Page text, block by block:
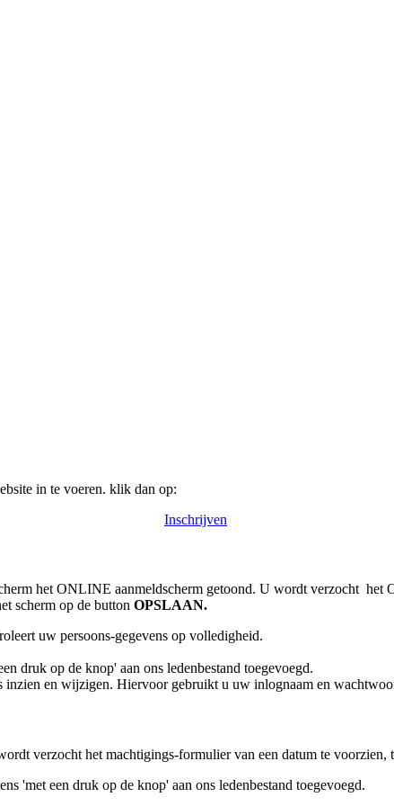
in te voeren. klik dan op:
Inschrijven
het ONLINE aanmeldscherm getoond. U wordt verzocht
scherm op de button OPSLAAN.
uw persoons-gegevens op volledigheid.
druk op de knop' aan ons ledenbestand toegevoegd.
inzien en wijzigen. Hiervoor gebruikt u uw inlognaam en
verzocht het machtigings-formulier van een datum te voorzien,
'met een druk op de knop' aan ons ledenbestand toegevoegd.